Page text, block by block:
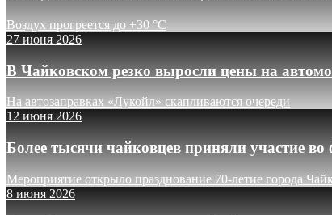
Воздух прогреется до +30 °C
27 июня 2026
В Чайковском резко выросли цены на
На автозаправках «Лукойл» скапливаются очереди
12 июня 2026
Более тысячи чайковцев приняли участие
Мероприятие открыло празднование 70-летие города
8 июня 2026